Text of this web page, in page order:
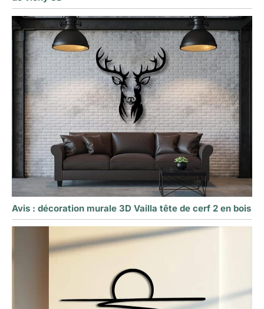
Avis : décoration murale 3D Vailla tête de cerf 2 en bois